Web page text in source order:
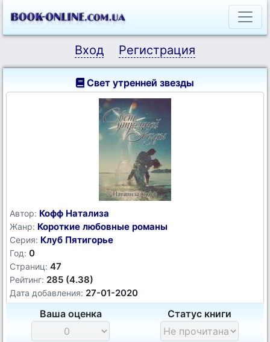
Вход Регистрация
Свет утренней звезды
Автор: Кофф Натализа
Жанр: Короткие любовные романы
Серия: Клуб Пятигорье
Год: 0
Страниц: 47
Рейтинг: 285 (4.38)
Дата добавления: 27-01-2020
Ваша оценка Статус книги